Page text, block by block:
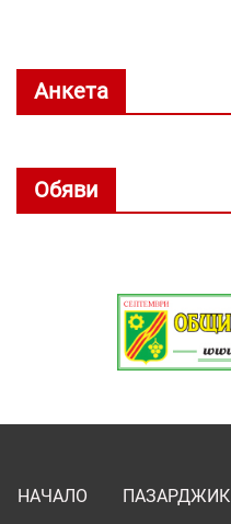
Анкета
Обяви
НАЧАЛО ПАЗАРДЖИК